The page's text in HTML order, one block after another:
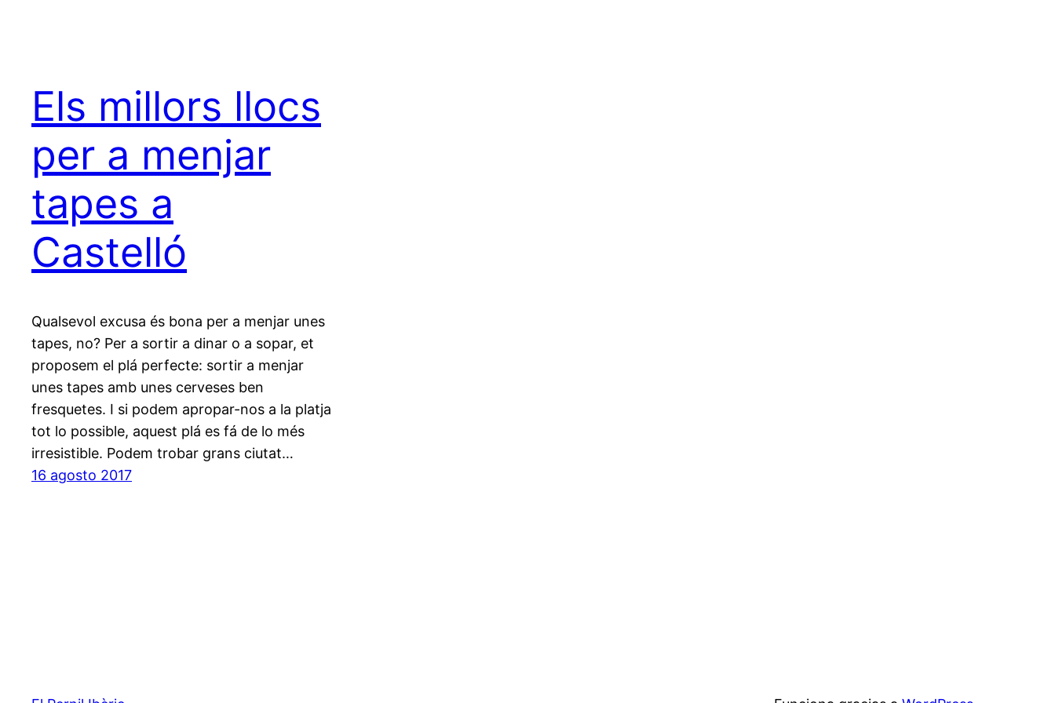
Els millors llocs
per a menjar
tapes a
Castelló
Qualsevol excusa és bona per a menjar unes
tapes, no? Per a sortir a dinar o a sopar, et
proposem el plá perfecte: sortir a menjar
unes tapes amb unes cerveses ben
fresquetes. I si podem apropar-nos a la platja
tot lo possible, aquest plá es fá de lo més
irresistible. Podem trobar grans ciutat…
16 agosto 2017